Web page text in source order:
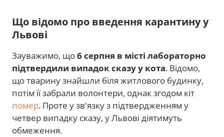
Що відомо про введення карантину у
Львові
Зауважимо, що6 серпня в місті лабораторно
підтвердили випадок сказу у кота. Відомо,
що тварину знайшли біля житлового будинку,
потім її забрали волонтери, однак згодом кіт
помер. Проте у зв'язку з підтвердженням у
четвер випадку сказу, у Львові діятимуть
обмеження.